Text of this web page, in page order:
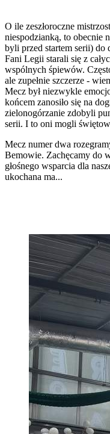
O ile zeszłoroczne
niespodzianką, to obecnie
byli przed startem serii) do
Fani Legii starali się z
wspólnych śpiewów.
ale zupełnie szczerze -
Mecz był niezwykle
końcem zanosiło się na
zielonogórzanie zdobyli
serii. I to oni mogli
Mecz numer dwa
Bemowie. Zachęcamy do
głośnego wsparcia dla
ukochana ma...